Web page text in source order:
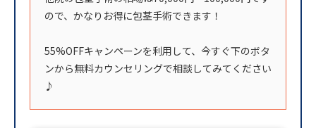
ので、かなりお得に包茎手術できます！
55%OFFキャンペーンを利用して、今すぐ下のボタ
ンから無料カウンセリングで相談してみてください
♪